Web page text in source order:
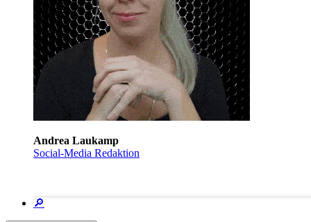
Andrea Laukamp
Social-Media Redaktion
🔎